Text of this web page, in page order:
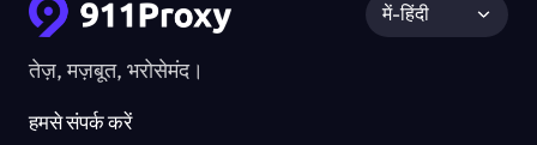
तेज़, मज़बूत, भरोसेमंद।
हमसे संपर्क करें
में-हिंदी